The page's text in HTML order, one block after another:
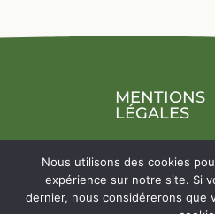
MENTIONS
LÉGALES
Nous utilisons des cookies
expérience sur notre site. Si
dernier, nous considérerons que